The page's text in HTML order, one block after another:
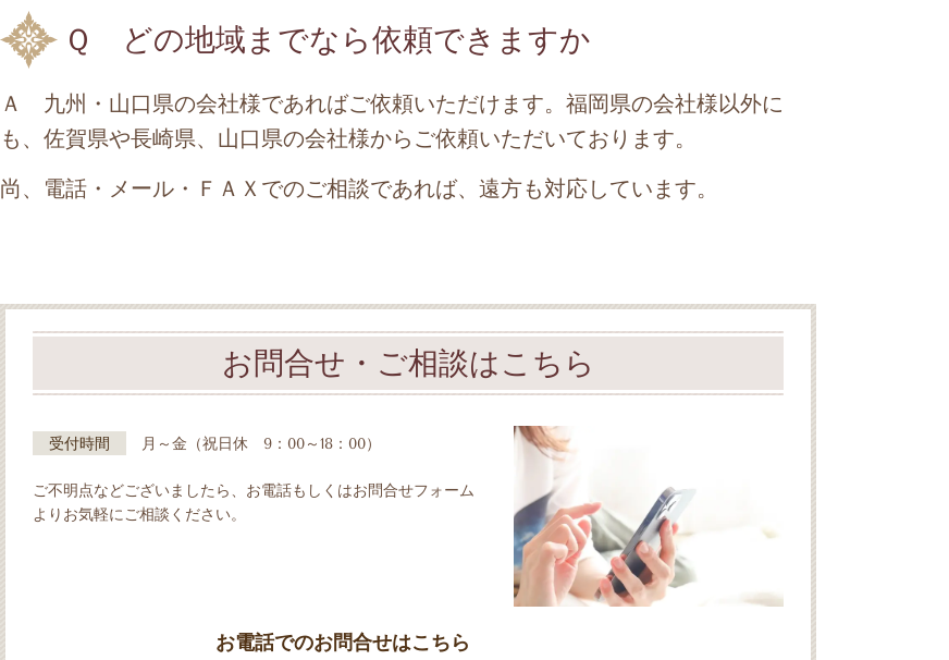
Ｑ どの地域までなら依頼できますか
Ａ 九州・山口県の会社様であればご依頼いただけます。福岡県の会社様以外に
も、佐賀県や長崎県、山口県の会社様からご依頼いただいております。
尚、電話・メール・ＦＡＸでのご相談であれば、遠方も対応しています。
お問合せ・ご相談はこちら
受付時間 月～金（祝日休 9：00～18：00）
ご不明点などございましたら、お電話もしくはお問合せフォーム
よりお気軽にご相談ください。
お電話でのお問合せはこちら